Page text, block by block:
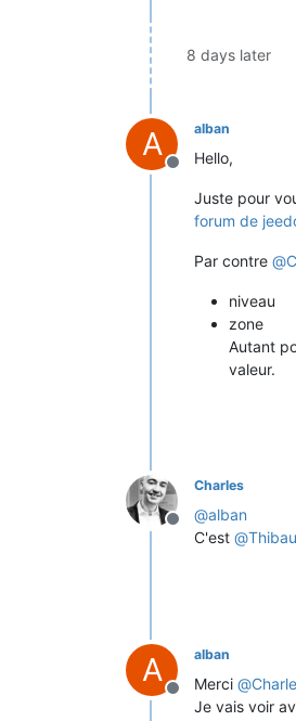
8 days later
A
Offline
alban
Hello,
Juste pour
forum de
Par contre @
niveau
zone
Autant
valeur.
Offline
Charles
@alban
C'est @
A
Offline
alban
Merci @
Je vais voir